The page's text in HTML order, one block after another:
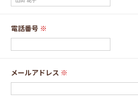
電話番号 ※
メールアドレス ※